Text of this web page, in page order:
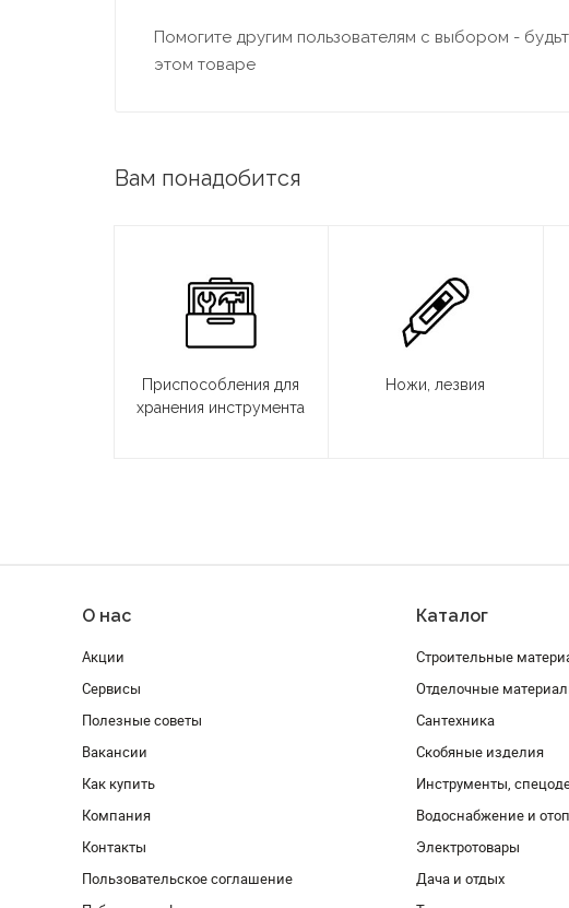
Помогите другим пользователям с выбором -
этом товаре
Вам понадобится
Приспособления для
хранения инструмента
Ножи, лезвия
О нас
Акции
Сервисы
Полезные советы
Вакансии
Как купить
Компания
Контакты
Пользовательское соглашение
Каталог
Строительные
Отделочные
Сантехника
Скобяные изделия
Инструменты,
Водоснабжение и
Электротовары
Дача и отдых